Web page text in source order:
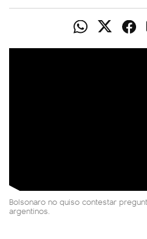
Bolsonaro no quiso contestar
argentinos.